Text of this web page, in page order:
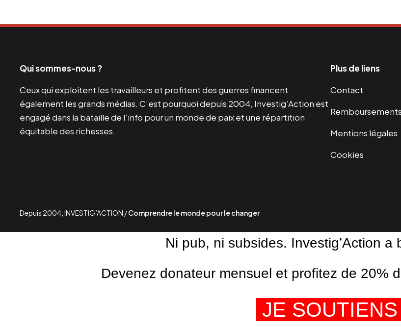
Qui sommes-nous ?
Ceux qui exploitent les travailleurs et profitent des guerres financent
également les grands médias. C’est pourquoi depuis 2004, Investig’Action est
engagé dans la bataille de l’info pour un monde de paix et une répartition
équitable des richesses.
Plus de liens
Contact
Mentions légales
Cookies
Depuis 2004, INVESTIG’ACTION /Comprendre le monde pour le changer
Ni pub, ni subsides. Investig’Action a
Devenez donateur mensuel et profitez de 20%
JE SOUTIENS